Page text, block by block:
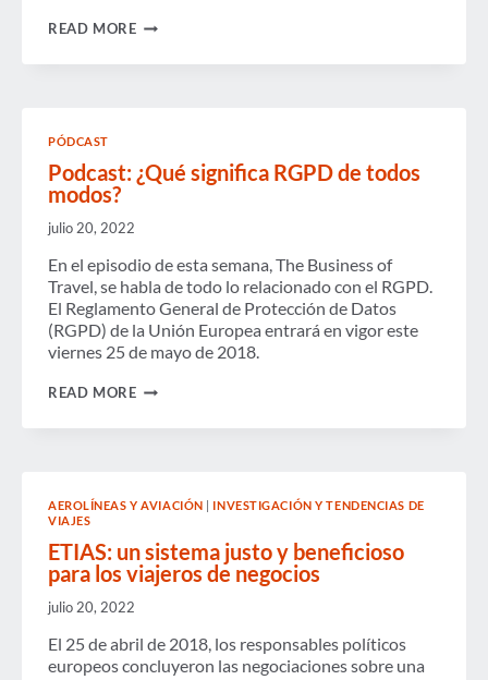
READ MOREGBTA
PÓDCAST
Podcast: ¿Qué significa RGPD de todos
modos?
julio 20, 2022
En el episodio de esta semana, The Business of
Travel, se habla de todo lo relacionado con el RGPD.
El Reglamento General de Protección de Datos
(RGPD) de la Unión Europea entrará en vigor este
viernes 25 de mayo de 2018.
READ MOREPODCAST:
AEROLÍNEAS Y AVIACIÓN | INVESTIGACIÓN Y TENDENCIAS DE
VIAJES
ETIAS: un sistema justo y beneficioso
para los viajeros de negocios
julio 20, 2022
El 25 de abril de 2018, los responsables políticos
europeos concluyeron las negociaciones sobre una